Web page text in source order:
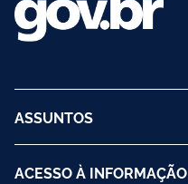
ASSUNTOS
ACESSO À INFORMAÇÃO